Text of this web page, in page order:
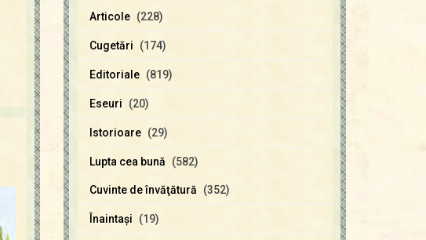
Articole (228)
Cugetări (174)
Editoriale (819)
Eseuri (20)
Istorioare (29)
Lupta cea bună (582)
Cuvinte de învăţătură (352)
Înaintaşi (19)